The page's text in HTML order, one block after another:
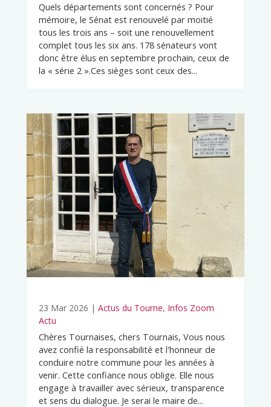
Quels départements sont concernés ? Pour
mémoire, le Sénat est renouvelé par moitié
tous les trois ans – soit une renouvellement
complet tous les six ans. 178 sénateurs vont
donc être élus en septembre prochain, ceux de
la « série 2 ».Ces sièges sont ceux des...
23 Mar 2026 | Actus du Tourne, Infos Zoom
Actu
Chères Tournaises, chers Tournais, Vous nous
avez confié la responsabilité et l'honneur de
conduire notre commune pour les années à
venir. Cette confiance nous oblige. Elle nous
engage à travailler avec sérieux, transparence
et sens du dialogue. Je serai le maire de...